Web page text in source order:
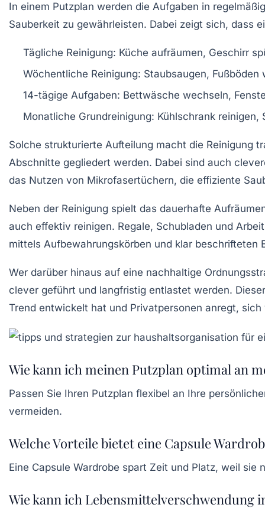
In einem Putzplan werden die Aufgaben in
Sauberkeit zu gewährleisten. Dabei zeigt sich, dass
Tägliche Reinigung: Küche aufräumen, Geschirr
Wöchentliche Reinigung: Staubsaugen,
14-tägige Aufgaben: Bettwäsche wechseln,
Monatliche Grundreinigung: Kühlschrank
Solche strukturierte Aufteilung macht die Reinigung
Abschnitte gegliedert werden. Dabei sind auch
das Nutzen von Mikrofasertüchern, die effiziente
Neben der Reinigung spielt das dauerhafte
auch effektiv reinigen. Regale, Schubladen und
mittels Aufbewahrungskörben und klar beschrifteten
Wer darüber hinaus auf eine nachhaltige
clever geführt und langfristig entlastet werden.
Trend entwickelt hat und Privatpersonen anregt,
Wie kann ich meinen Putzplan optimal an
Passen Sie Ihren Putzplan flexibel an Ihre
vermeiden.
Welche Vorteile bietet eine Capsule
Eine Capsule Wardrobe spart Zeit und Platz, weil
Wie kann ich Lebensmittelverschwendung